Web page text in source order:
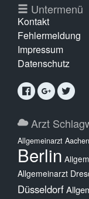
Untermenü
Kontakt
Fehlermeldung
Impressum
Datenschutz
Arzt
Allgemeinarzt Aachen
Berlin
Allgemeinarzt
Düsseldorf